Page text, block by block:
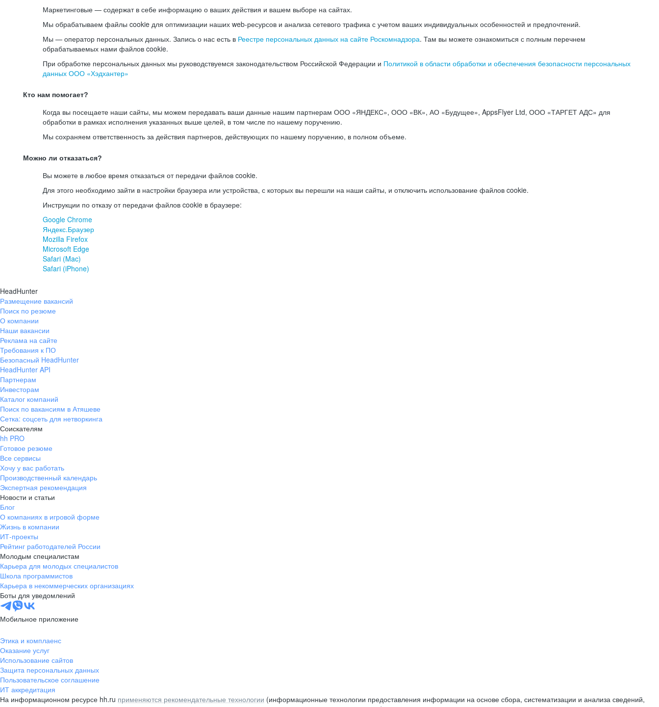
Маркетинговые — содержат в себе информацию о ваших действия и вашем выборе на сайтах.
Мы обрабатываем файлы cookie для оптимизации наших web-ресурсов и анализа сетевого трафика с учетом ваших индивидуальных особенностей и предпочтений.
Мы — оператор персональных данных. Запись о нас есть в Реестре персональных данных на сайте Роскомнадзора. Там вы можете ознакомиться с полным перечнем
обрабатываемых нами файлов cookie.
При обработке персональных данных мы руководствуемся законодательством Российской Федерации и Политикой в области обработки и обеспечения безопасности персональных
данных ООО «Хэдхантер»
Кто нам помогает?
Когда вы посещаете наши сайты, мы можем передавать ваши данные нашим партнерам ООО «ЯНДЕКС», ООО «ВК», АО «Будущее», AppsFlyer Ltd, ООО «ТАРГЕТ АДС» для
обработки в рамках исполнения указанных выше целей, в том числе по нашему поручению.
Мы сохраняем ответственность за действия партнеров, действующих по нашему поручению, в полном объеме.
Можно ли отказаться?
Вы можете в любое время отказаться от передачи файлов cookie.
Для этого необходимо зайти в настройки браузера или устройства, с которых вы перешли на наши сайты, и отключить использование файлов cookie.
Инструкции по отказу от передачи файлов cookie в браузере:
Google Chrome
Яндекс.Браузер
Mozilla Firefox
Microsoft Edge
Safari (Mac)
Safari (iPhone)
HeadHunter
Размещение вакансий
Поиск по резюме
О компании
Наши вакансии
Реклама на сайте
Требования к ПО
Безопасный HeadHunter
HeadHunter API
Партнерам
Инвесторам
Каталог компаний
Поиск по вакансиям в Атяшеве
Сетка: соцсеть для нетворкинга
Соискателям
hh PRO
Готовое резюме
Все сервисы
Хочу у вас работать
Производственный календарь
Экспертная рекомендация
Новости и статьи
Блог
О компаниях в игровой форме
Жизнь в компании
ИТ-проекты
Рейтинг работодателей России
Молодым специалистам
Карьера для молодых специалистов
Школа программистов
Карьера в некоммерческих организациях
Боты для уведомлений
Мобильное приложение
Этика и комплаенс
Оказание услуг
Использование сайтов
Защита персональных данных
Пользовательское соглашение
ИТ аккредитация
На информационном ресурсе hh.ru применяются рекомендательные технологии (информационные технологии предоставления информации на основе сбора, систематизации и анализа сведений,